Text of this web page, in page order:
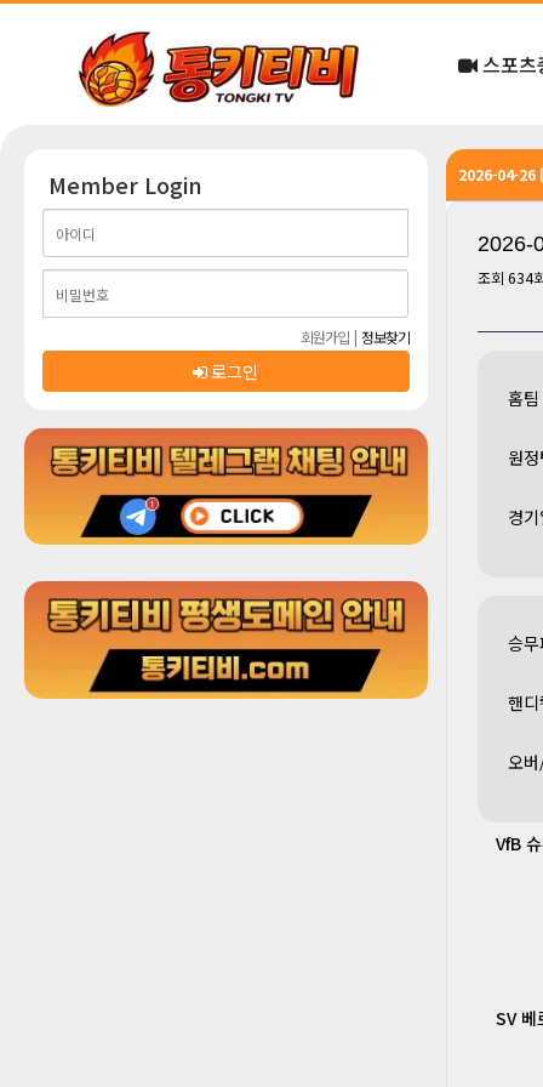
스포츠
2026-04-26
2026-
조회 634
홈팀
원정
경
승무
핸디
오
VfB
SV 베
Member Login
회원가입 | 정보찾기
로그인